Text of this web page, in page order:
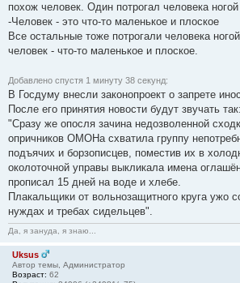
похож человек. Один потрогал человека
-Человек - это что-то маленькое и плоское
Все остальные тоже потрогали человека
человек - что-то маленькое и плоское.
Добавлено спустя 1 минуту 38 секунд:
В Госдуму внесли законопроект о запрете
После его принятия новости будут звучать так:
"Сразу же опосля зачина недозволенной
опричников ОМОНа схватила группу
подъячих и борзописцев, поместив их в
околоточной управы выкликала имена
прописал 15 дней на воде и хлебе.
Плакальщики от вольнозащитного круга ужо
нуждах и требах сидельцев".
Да, я зануда, я знаю...
Uksus
Автор темы, Администратор
Возраст: 62